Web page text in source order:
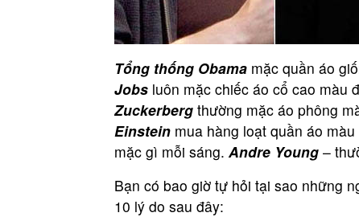
Tổng thống Obama mặc quần áo
Jobs luôn mặc chiếc áo cổ cao màu
Zuckerberg thường mặc áo phông
Einstein mua hàng loạt quần áo
mặc gì mỗi sáng. Andre Young –
Bạn có bao giờ tự hỏi tại sao những
10 lý do sau đây: